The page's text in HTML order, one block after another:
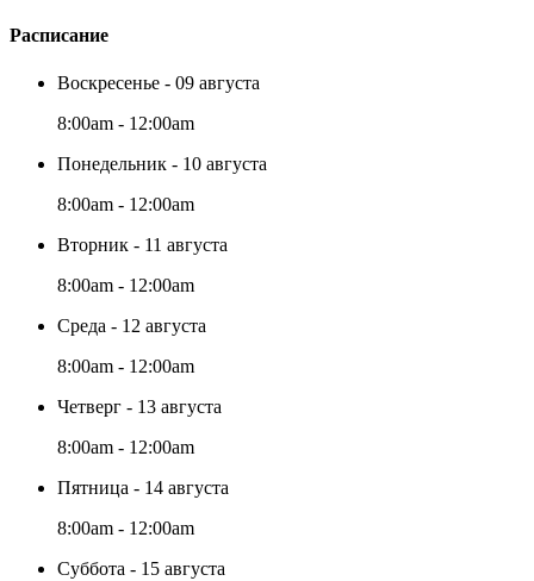
Расписание
Воскресенье - 09 августа
8:00am - 12:00am
Понедельник - 10 августа
8:00am - 12:00am
Вторник - 11 августа
8:00am - 12:00am
Среда - 12 августа
8:00am - 12:00am
Четверг - 13 августа
8:00am - 12:00am
Пятница - 14 августа
8:00am - 12:00am
Суббота - 15 августа